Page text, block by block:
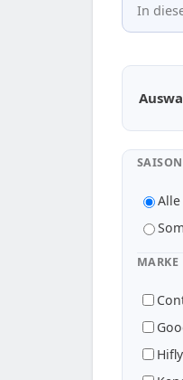
In
SAISON
Alle
MARKE
Hifly